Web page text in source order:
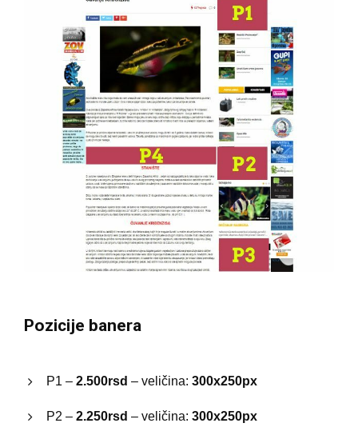
Pozicije banera
P1 – 2.500rsd – veličina: 300x250px
P2 – 2.250rsd – veličina: 300x250px